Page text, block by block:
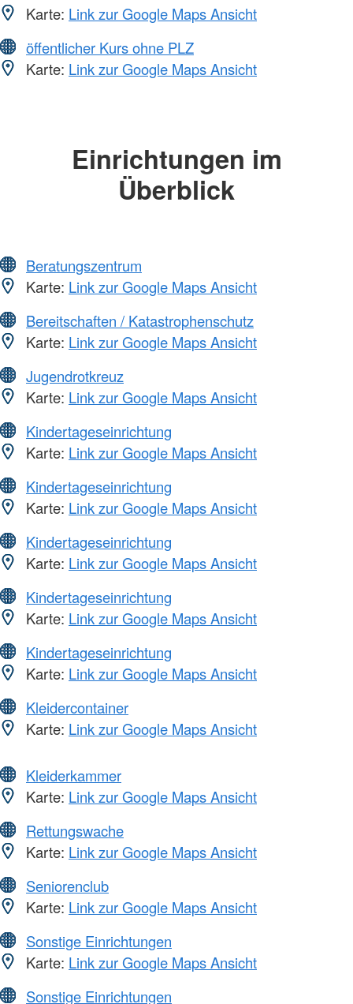
Karte: Link zur Google Maps Ansicht
öffentlicher Kurs ohne PLZ
Karte: Link zur Google Maps Ansicht
Einrichtungen im
Überblick
Beratungszentrum
Karte: Link zur Google Maps Ansicht
Bereitschaften / Katastrophenschutz
Karte: Link zur Google Maps Ansicht
Jugendrotkreuz
Karte: Link zur Google Maps Ansicht
Kindertageseinrichtung
Karte: Link zur Google Maps Ansicht
Kindertageseinrichtung
Karte: Link zur Google Maps Ansicht
Kindertageseinrichtung
Karte: Link zur Google Maps Ansicht
Kindertageseinrichtung
Karte: Link zur Google Maps Ansicht
Kindertageseinrichtung
Karte: Link zur Google Maps Ansicht
Kleidercontainer
Karte: Link zur Google Maps Ansicht
Kleiderkammer
Karte: Link zur Google Maps Ansicht
Rettungswache
Karte: Link zur Google Maps Ansicht
Seniorenclub
Karte: Link zur Google Maps Ansicht
Sonstige Einrichtungen
Karte: Link zur Google Maps Ansicht
Sonstige Einrichtungen